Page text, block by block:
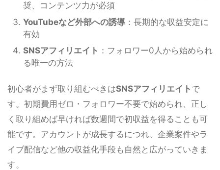
奨、コンテンツ力が必須
YouTubeなど外部への誘導 ：長期的な収益安定に
有効
SNSアフィリエイト ：フォロワー0人から始められ
る唯一の方法
初心者がまず取り組むべきはSNSアフィリエイト で
す。初期費用ゼロ・フォロワー不要で始められ、正し
く取り組めば早ければ数週間で初収益を得ることも可
能です。アカウントが成長するにつれ、企業案件やラ
イブ配信など他の収益化手段も自然と広がっていきま
す。